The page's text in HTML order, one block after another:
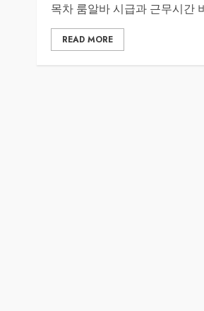
목차 룸알바 시급과 근무시간
READ MORE